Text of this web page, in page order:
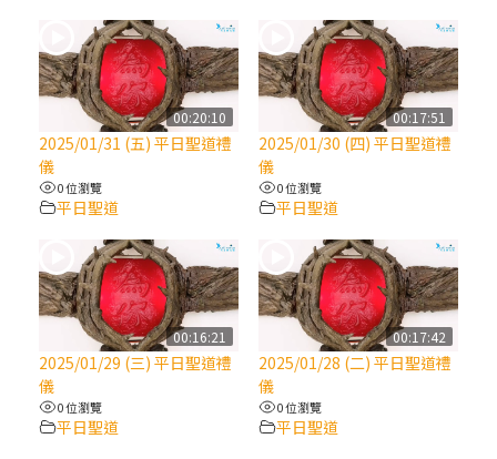
(9完結)黃敏正主教帶你做【將臨期避靜】—
匝凱的「新生命」：利他與內化
(8)黃敏正主教帶你做【將臨期避靜】—耶穌
降生成人與人同在＝「厄瑪努爾」
(7)黃敏正主教帶你做【將臨期避靜】—耶穌
降生人間，需要人的「接納」
(6)黃敏正主教帶你做【將臨期避靜】—「馬
槽」═「謙卑」
(5)黃敏正主教帶你做【將臨期避靜】—「福
傳」：講耶穌的故事
00:20:10
2025/01/31 (五) 平日聖道禮
儀
0 位瀏覽
平日聖道
00:17:51
2025/01/30 (四) 平日聖道禮
儀
0 位瀏覽
平日聖道
00:16:21
2025/01/29 (三) 平日聖道禮
儀
0 位瀏覽
平日聖道
00:17:42
2025/01/28 (二) 平日聖道禮
儀
0 位瀏覽
平日聖道